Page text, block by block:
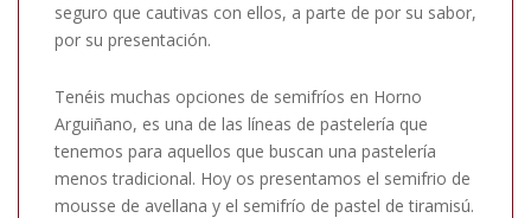
seguro que cautivas con ellos, a parte de por su sabor,
por su presentación.
Tenéis muchas opciones de semifríos en Horno
Arguiñano, es una de las líneas de pastelería que
tenemos para aquellos que buscan una pastelería
menos tradicional. Hoy os presentamos el semifrio de
mousse de avellana y el semifrío de pastel de tiramisú.